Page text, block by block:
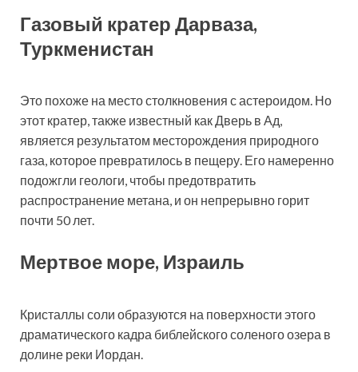
Газовый кратер Дарваза,
Туркменистан
Это похоже на место столкновения с астероидом. Но
этот кратер, также известный как Дверь в Ад,
является результатом месторождения природного
газа, которое превратилось в пещеру. Его намеренно
подожгли геологи, чтобы предотвратить
распространение метана, и он непрерывно горит
почти 50 лет.
Мертвое море, Израиль
Кристаллы соли образуются на поверхности этого
драматического кадра библейского соленого озера в
долине реки Иордан.